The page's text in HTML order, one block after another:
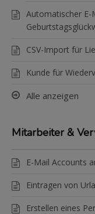
Automatischer E-
CSV-Import für
Kunde für
Alle anzeigen
Mitarbeiter &
E-Mail Accounts
Eintragen von
Erstellen eines